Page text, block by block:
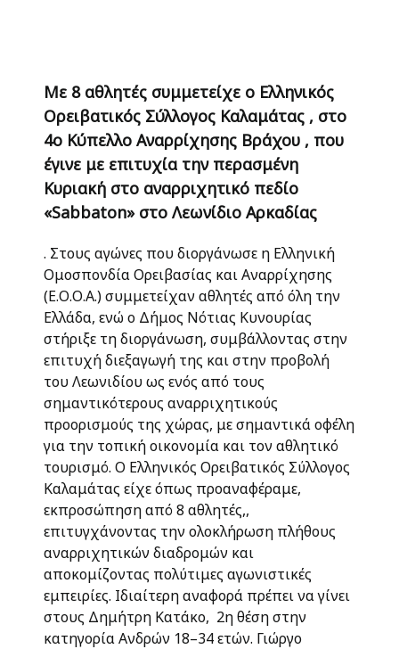
Με 8 αθλητές συμμετείχε ο Ελληνικός
Ορειβατικός Σύλλογος Καλαμάτας , στο
4ο Κύπελλο Αναρρίχησης Βράχου , που
έγινε με επιτυχία την περασμένη
Κυριακή στο αναρριχητικό πεδίο
«Sabbaton» στο Λεωνίδιο Αρκαδίας
. Στους αγώνες που διοργάνωσε η Ελληνική
Ομοσπονδία Ορειβασίας και Αναρρίχησης
(Ε.Ο.Ο.Α.) συμμετείχαν αθλητές από όλη την
Ελλάδα, ενώ ο Δήμος Νότιας Κυνουρίας
στήριξε τη διοργάνωση, συμβάλλοντας στην
επιτυχή διεξαγωγή της και στην προβολή
του Λεωνιδίου ως ενός από τους
σημαντικότερους αναρριχητικούς
προορισμούς της χώρας, με σημαντικά οφέλη
για την τοπική οικονομία και τον αθλητικό
τουρισμό. Ο Ελληνικός Ορειβατικός Σύλλογος
Καλαμάτας είχε όπως προαναφέραμε,
εκπροσώπηση από 8 αθλητές,,
επιτυγχάνοντας την ολοκλήρωση πλήθους
αναρριχητικών διαδρομών και
αποκομίζοντας πολύτιμες αγωνιστικές
εμπειρίες. Ιδιαίτερη αναφορά πρέπει να γίνει
στους Δημήτρη Κατάκο, 2η θέση στην
κατηγορία Ανδρών 18–34 ετών. Γιώργο